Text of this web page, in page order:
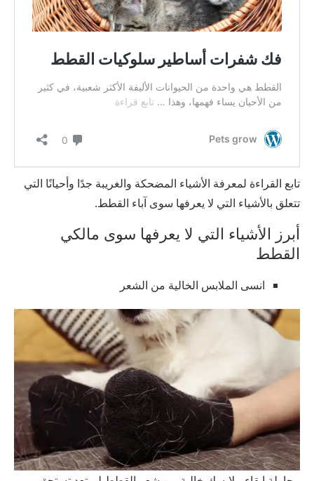
تابع القراءة لمعرفة الأشياء المضحكة والغريبة جدًا وأحيانًا التي
تتعلق بالأشياء التي لا يعرفها سوى آباء القطط.
أبرز الأشياء التي لا يعرفها سوى مالكي
القطط
انسى الملابس الخالية من الشعر